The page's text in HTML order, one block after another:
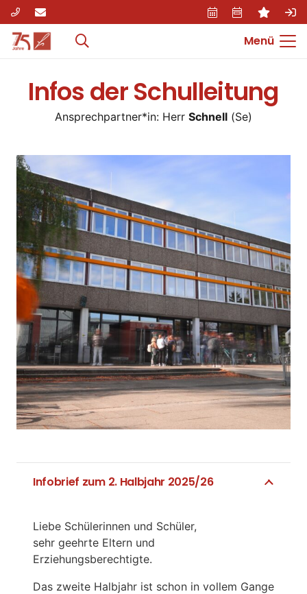
Menü
Infos der Schulleitung
Ansprechpartner*in: Herr Schnell (Se)
Infobrief zum 2. Halbjahr 2025/26
Liebe Schülerinnen und Schüler,
sehr geehrte Eltern und
Erziehungsberechtigte.
Das zweite Halbjahr ist schon in vollem Gange